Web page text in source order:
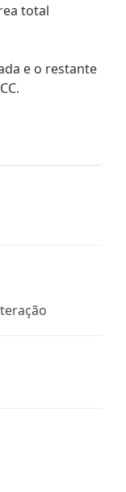
total
e o restante